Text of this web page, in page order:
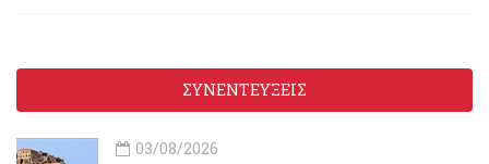
ΣΥΝΕΝΤΕΥΞΕΙΣ
03/08/2026